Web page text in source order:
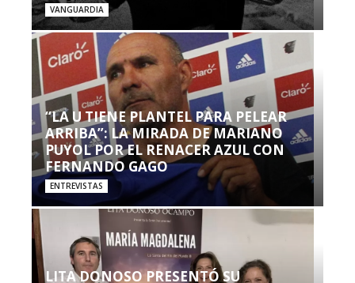
VANGUARDIA
“LA U TIENE PLANTEL PARA PELEAR
ARRIBA”: LA MIRADA DE MARIANO
PUYOL POR EL RENACER AZUL CON
FERNANDO GAGO
ENTREVISTAS
LITA DONOSO PRESENTÓ SU